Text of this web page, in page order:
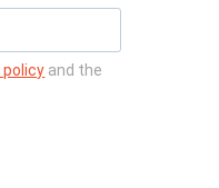
policy and the